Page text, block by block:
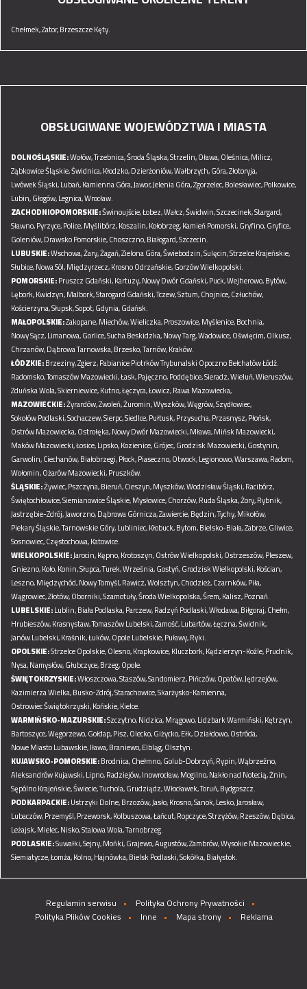
Chełmek,Zator,BrzeszczeKęty.
OBSŁUGIWANE WOJEWÓDZTWA I MIASTA
DOLNOŚLĄSKIE:Wołów,Trzebnica,Środa Śląska,Strzelin,Oława,Oleśnica,Milicz,
Ząbkowice Śląskie,Świdnica,Kłodzko,Dzierżoniów,Wałbrzych,Góra,Złotoryja,
Lwówek Śląski,Lubań,Kamienna Góra,Jawor,Jelenia Góra,Zgorzelec,Bolesławiec,Polkowice,
Lubin,Głogów,Legnica,Wrocław.
ZACHODNIOPOMORSKIE:Świnoujście,Łobez,Wałcz,Świdwin,Szczecinek,Stargard,
Sławno,Pyrzyce,Police,Myślibórz,Koszalin,Kołobrzeg,Kamień Pomorski,Gryfino,Gryfice,
Goleniów,Drawsko Pomorskie,Choszczno,Białogard,Szczecin.
LUBUSKIE:Wschowa,Żary,Żagań,Zielona Góra,Świebodzin,Sulęcin,Strzelce Krajeńskie,
Słubice,Nowa Sól,Międzyrzecz,Krosno Odrzańskie,Gorzów Wielkopolski.
POMORSKIE:Pruszcz Gdański,Kartuzy,Nowy Dwór Gdański,Puck,Wejherowo,Bytów,
Lębork,Kwidzyn,Malbork,Starogard Gdański,Tczew,Sztum,Chojnice,Człuchów,
Kościerzyna,Słupsk,Sopot,Gdynia,Gdańsk.
MAŁOPOLSKIE:Zakopane,Miechów,Wieliczka,Proszowice,Myślenice,Bochnia,
Nowy Sącz,Limanowa,Gorlice,Sucha Beskidzka,Nowy Targ,Wadowice,Oświęcim,Olkusz,
Chrzanów,Dąbrowa Tarnowska,Brzesko,Tarnów,Kraków.
ŁÓDZKIE:Brzeziny,Zgierz,PabianicePiotrków Trybunalski OpocznoBełchatówŁódź.
Radomsko,Tomaszów Mazowiecki,Łask,Pajęczno,Poddębice,Sieradz,Wieluń,Wieruszów,
Zduńska Wola,Skierniewice,Kutno,Łęczyca,Łowicz,Rawa Mazowiecka,
MAZOWIECKIE:Żyrardów,Zwoleń,Żuromin,Wyszków,Węgrów,Szydłowiec,
Sokołów Podlaski,Sochaczew,Sierpc,Siedlce,Pułtusk,Przysucha,Przasnysz,Płońsk,
Ostrów Mazowiecka,Ostrołęka,Nowy Dwór Mazowiecki,Mława,Mińsk Mazowiecki,
Maków Mazowiecki,Łosice,Lipsko,Kozienice,Grójec,Grodzisk Mazowiecki,Gostynin,
Garwolin,Ciechanów,Białobrzegi,Płock,Piaseczno,Otwock,Legionowo,Warszawa,Radom,
Wołomin,Ożarów Mazowiecki,Pruszków.
ŚLĄSKIE:Żywiec,Pszczyna,Bieruń,Cieszyn,Myszków,Wodzisław Śląski,Racibórz,
Świętochłowice,Siemianowice Śląskie,Mysłowice,Chorzów,Ruda Śląska,Żory,Rybnik,
Jastrzębie-Zdrój,Jaworzno,Dąbrowa Górnicza,Zawiercie,Będzin,Tychy,Mikołów,
Piekary Śląskie,Tarnowskie Góry,Lubliniec,Kłobuck,Bytom,Bielsko-Biała,Zabrze,Gliwice,
Sosnowiec,Częstochowa,Katowice.
WIELKOPOLSKIE:Jarocin,Kępno,Krotoszyn,Ostrów Wielkopolski,Ostrzeszów,Pleszew,
Gniezno,Koło,Konin,Słupca,Turek,Września,Gostyń,Grodzisk Wielkopolski,Kościan,
Leszno,Międzychód,Nowy Tomyśl,Rawicz,Wolsztyn,Chodzież,Czarnków,Piła,
Wągrowiec,Złotów,Oborniki,Szamotuły,Środa Wielkopolska,Śrem,Kalisz,Poznań.
LUBELSKIE:Lublin,Biała Podlaska,Parczew,Radzyń Podlaski,Włodawa,Biłgoraj,Chełm,
Hrubieszów,Krasnystaw,Tomaszów Lubelski,Zamość,Lubartów,Łęczna,Świdnik,
Janów Lubelski,Kraśnik,Łuków,Opole Lubelskie,Puławy,Ryki.
OPOLSKIE:Strzelce Opolskie,Olesno,Krapkowice,Kluczbork,Kędzierzyn-Koźle,Prudnik,
Nysa,Namysłów,Głubczyce,Brzeg,Opole.
ŚWIĘTOKRZYSKIE:Włoszczowa,Staszów,Sandomierz,Pińczów,Opatów,Jędrzejów,
Kazimierza Wielka,Busko-Zdrój,Starachowice,Skarżysko-Kamienna,
Ostrowiec Świętokrzyski,Końskie,Kielce.
WARMIŃSKO-MAZURSKIE:Szczytno,Nidzica,Mrągowo,Lidzbark Warmiński,Kętrzyn,
Bartoszyce,Węgorzewo,Gołdap,Pisz,Olecko,Giżycko,Ełk,Działdowo,Ostróda,
Nowe Miasto Lubawskie,Iława,Braniewo,Elbląg,Olsztyn.
KUJAWSKO-POMORSKIE:Brodnica,Chełmno,Golub-Dobrzyń,Rypin,Wąbrzeźno,
Aleksandrów Kujawski,Lipno,Radziejów,Inowrocław,Mogilno,Nakło nad Notecią,Żnin,
Sępólno Krajeńskie,Świecie,Tuchola,Grudziądz,Włocławek,Toruń,Bydgoszcz.
PODKARPACKIE:Ustrzyki Dolne,Brzozów,Jasło,Krosno,Sanok,Lesko,Jarosław,
Lubaczów,Przemyśl,Przeworsk,Kolbuszowa,Łańcut,Ropczyce,Strzyżów,Rzeszów,Dębica,
Leżajsk,Mielec,Nisko,Stalowa Wola,Tarnobrzeg.
PODLASKIE:Suwałki,Sejny,Mońki,Grajewo,Augustów,Zambrów,Wysokie Mazowieckie,
Siemiatycze,Łomża,Kolno,Hajnówka,Bielsk Podlaski,Sokółka,Białystok.
Regulamin serwisu
Polityka Ochrony Prywatności
Polityka Plików Cookies
Inne Mapa strony Reklama